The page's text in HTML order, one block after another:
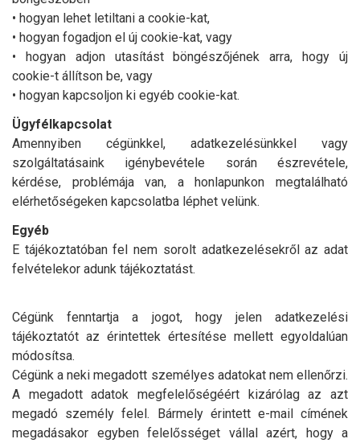
• hogyan lehet letiltani a cookie-kat,
• hogyan fogadjon el új cookie-kat, vagy
• hogyan adjon utasítást böngészőjének arra, hogy új
cookie-t állítson be, vagy
• hogyan kapcsoljon ki egyéb cookie-kat.
Ügyfélkapcsolat
Amennyiben cégünkkel, adatkezelésünkkel vagy
szolgáltatásaink igénybevétele során észrevétele,
kérdése, problémája van, a honlapunkon megtalálható
elérhetőségeken kapcsolatba léphet velünk.
Egyéb
E tájékoztatóban fel nem sorolt adatkezelésekről az adat
felvételekor adunk tájékoztatást.
Cégünk fenntartja a jogot, hogy jelen adatkezelési
tájékoztatót az érintettek értesítése mellett egyoldalúan
módosítsa.
Cégünk a neki megadott személyes adatokat nem ellenőrzi.
A megadott adatok megfelelőségéért kizárólag az azt
megadó személy felel. Bármely érintett e-mail címének
megadásakor egyben felelősséget vállal azért, hogy a